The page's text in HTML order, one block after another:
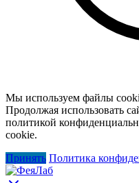
Мы используем файлы
Продолжая использовать
политикой
cookie.
Принять Политика